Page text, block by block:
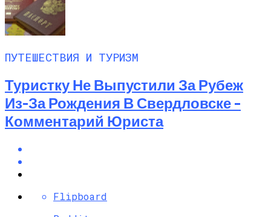
ПУТЕШЕСТВИЯ И ТУРИЗМ
Туристку Не Выпустили За Рубеж
Из-За Рождения В Свердловске –
Комментарий Юриста
Flipboard